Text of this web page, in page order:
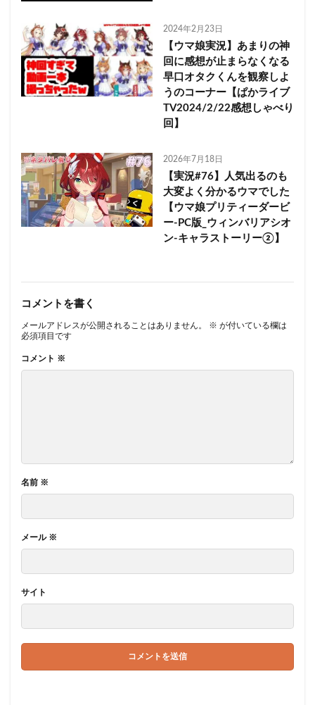
2024年2月23日
【ウマ娘実況】あまりの神
回に感想が止まらなくなる
早口オタクくんを観察しよ
うのコーナー【ぱかライブ
TV2024/2/22感想しゃべり
回】
2026年7月18日
【実況#76】人気出るのも
大変よく分かるウマでした
【ウマ娘プリティーダービ
ー-PC版_ウィンバリアシオ
ン-キャラストーリー②】
コメントを書く
メールアドレスが公開されることはありません。 ※ が付いている欄は
必須項目です
コメント ※
名前 ※
メール ※
サイト